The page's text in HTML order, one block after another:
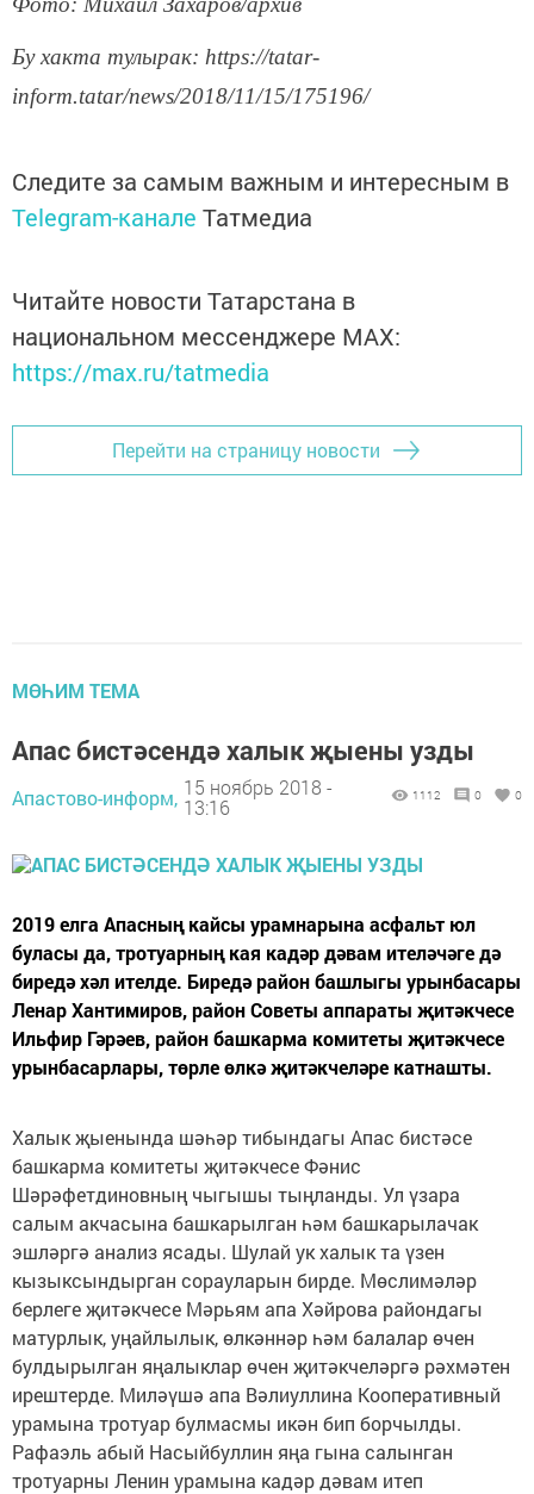
Бу хакта тулырак: https://tatar-
inform.tatar/news/2018/11/15/175196/
Следите за самым важным и интересным в
Telegram-канале Татмедиа
Читайте новости Татарстана в
национальном мессенджере MАХ:
https://max.ru/tatmedia
Перейти на страницу новости
МӨҺИМ ТЕМА
Апас бистәсендә халык җыены узды
Апастово-информ, 15 ноябрь 2018 -
13:16
1112 0 0
2019 елга Апасның кайсы урамнарына асфальт юл
буласы да, тротуарның кая кадәр дәвам ителәчәге дә
биредә хәл ителде. Биредә район башлыгы урынбасары
Ленар Хантимиров, район Советы аппараты җитәкчесе
Ильфир Гәрәев, район башкарма комитеты җитәкчесе
урынбасарлары, төрле өлкә җитәкчеләре катнашты.
Халык җыенында шәһәр тибындагы Апас бистәсе
башкарма комитеты җитәкчесе Фәнис
Шәрәфетдиновның чыгышы тыңланды. Ул үзара
салым акчасына башкарылган һәм башкарылачак
эшләргә анализ ясады. Шулай ук халык та үзен
кызыксындырган сорауларын бирде. Мөслимәләр
берлеге җитәкчесе Мәрьям апа Хәйрова райондагы
матурлык, уңайлылык, өлкәннәр һәм балалар өчен
булдырылган яңалыклар өчен җитәкчеләргә рәхмәтен
ирештерде. Миләүшә апа Вәлиуллина Кооперативный
урамына тротуар булмасмы икән бип борчылды.
Рафаэль абый Насыйбуллин яңа гына салынган
тротуарны Ленин урамына кадәр дәвам итеп